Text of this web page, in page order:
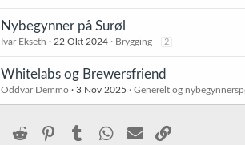
Nybegynner på Surøl
Ivar Ekseth 22 Okt 2024 Brygging 2
Whitelabs og Brewersfriend
Oddvar Demmo 3 Nov 2025 Generelt og
Facebook
Reddit PinterestTumblr WhatsApp
E-post